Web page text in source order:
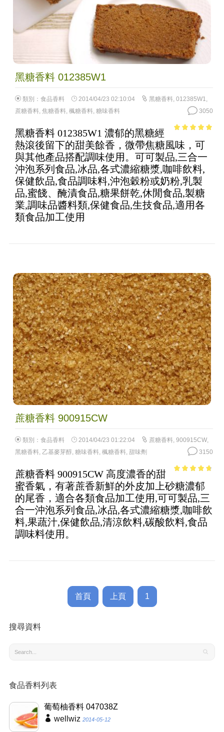
黑糖香料 012385W1
類別： 食品香料 2014/04/23 02:10:04 黑糖香料, 012385W1,
蔗糖香料, 焦糖香料, 楓糖香料, 糖味香料 3050
5
黑糖香料 012385W1 濃郁的黑糖經
熱滾後留下的甜美餘香，微帶焦糖風味，可
與其他產品搭配調味使用。可可製品,三合一
沖泡系列食品,冰品,各式濃縮糖漿,咖啡飲料,
保健飲品,食品調味料,沖泡穀粉或奶粉,乳製
品,蜜餞、醃漬食品,糖果餅乾,休閒食品,製糖
業,調味品醬料類,保健食品,生技食品,適用各
類食品加工使用
蔗糖香料 900915CW
類別： 食品香料 2014/04/23 01:22:04 蔗糖香料 900915CW,
黑糖香料 乙基麥芽醇, 糖味香料 楓糖香料 甜味劑 3150
5
蔗糖香料 900915CW 高度濃香的甜
蜜香氣，有著蔗香新鮮的外皮加上砂糖濃郁
的尾香，適合各類食品加工使用,可可製品,三
合一沖泡系列食品,冰品,各式濃縮糖漿,咖啡飲
料,果蔬汁,保健飲品,清涼飲料,碳酸飲料,食品
調味料使用。
首頁 上頁 1
搜尋資料
食品香料列表
葡萄柚香料 047038Z
wellwiz 2014-05-12